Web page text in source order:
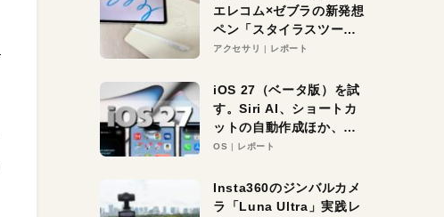
エレコム×ゼブラの新発想
ペン「スタイラスツーウ
ェイ」レビュー。持ち替
アクセサリ レポート
iOS 27（ベータ版）を試
す。Siri AI、ショートカ
ットの自動作成ほか、期
待大の便利機能5選。
る未来はすぐそこ！
OS レポート
Insta360のジンバルカメ
ラ「Luna Ultra」実践レ